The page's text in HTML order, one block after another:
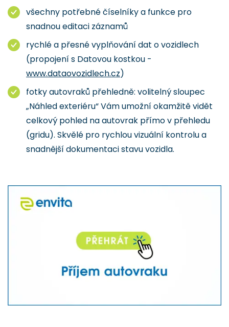
všechny potřebné číselníky a funkce pro
snadnou editaci záznamů
rychlé a přesné vyplňování dat o vozidlech
(propojení s Datovou kostkou -
www.dataovozidlech.cz)
fotky autovraků přehledně: volitelný sloupec
„Náhled exteriéru“ Vám umožní okamžitě vidět
celkový pohled na autovrak přímo v přehledu
(gridu). Skvělé pro rychlou vizuální kontrolu a
snadnější dokumentaci stavu vozidla.